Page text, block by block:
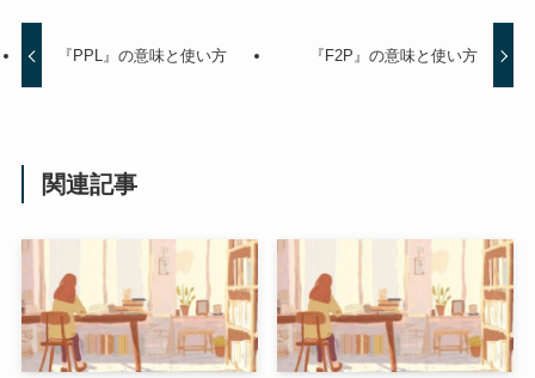
『PPL』の意味と使い方 『F2P』の意味と使い方
関連記事